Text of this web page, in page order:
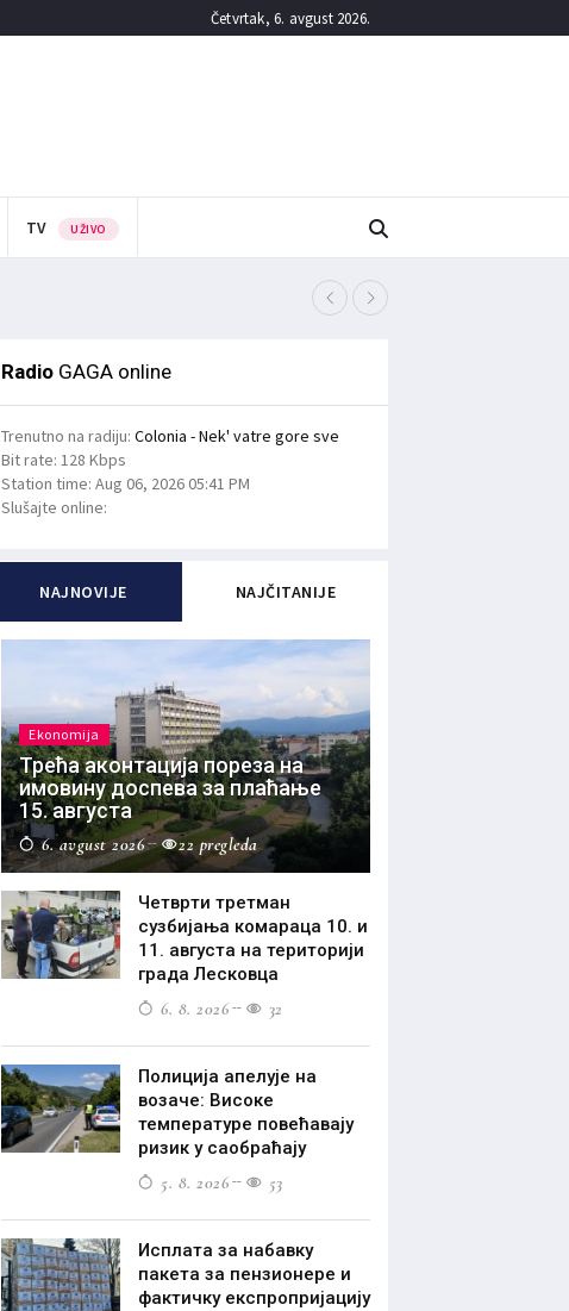
Četvrtak, 6. avgust 2026.
TV UŽIVO
6/08/2026
Radio GAGA online
Trenutno na radiju: Colonia - Nek' vatre gore sve
Bit rate: 128 Kbps
Station time: Aug 06, 2026 05:41 PM
Slušajte online:
NAJNOVIJE NAJČITANIJE
Ekonomija
Трећа аконтација пореза на
имовину доспева за плаћање
15. августа
6. avgust 2026 22 pregleda
Четврти третман
сузбијања комараца 10. и
11. августа на територији
града Лесковца
6. 8. 2026
32
Полиција апелује на
возаче: Високе
температуре повећавају
ризик у саобраћају
5. 8. 2026
53
Исплата за набавку
пакета за пензионере и
фактичку експропријацију